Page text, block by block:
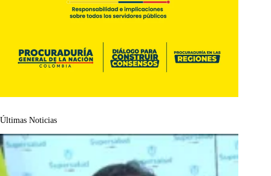
Últimas Noticias